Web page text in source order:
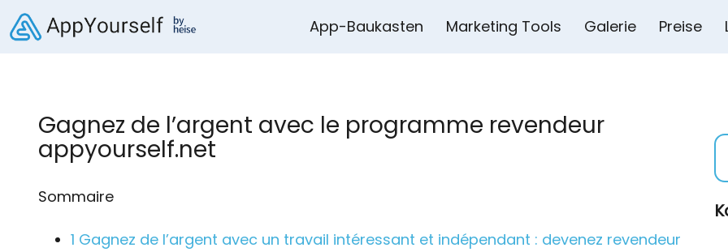
App-Baukasten Marketing Tools Galerie Preise
Gagnez de l’argent avec le programme revendeur
appyourself.net
Sommaire
1 Gagnez de l’argent avec un travail intéressant et indépendant : devenez revendeur